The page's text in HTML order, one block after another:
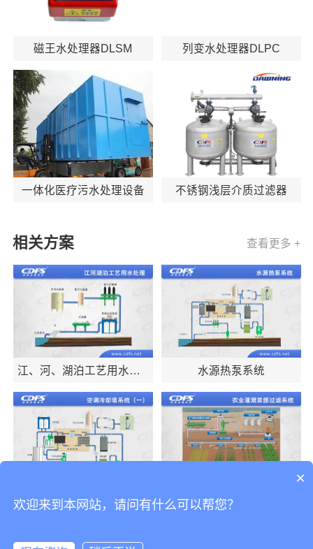
磁王水处理器DLSM 列变水处理器DLPC
一体化医疗污水处理设备 不锈钢浅层介质过滤器
相关方案 查看更多 +
江、河、湖泊工艺用水处
水源热泵系统
空调冷却塔系统
农业灌溉首部过滤系统
（网式过滤器）
×
欢迎来到本网站，请问有什么可以帮您？